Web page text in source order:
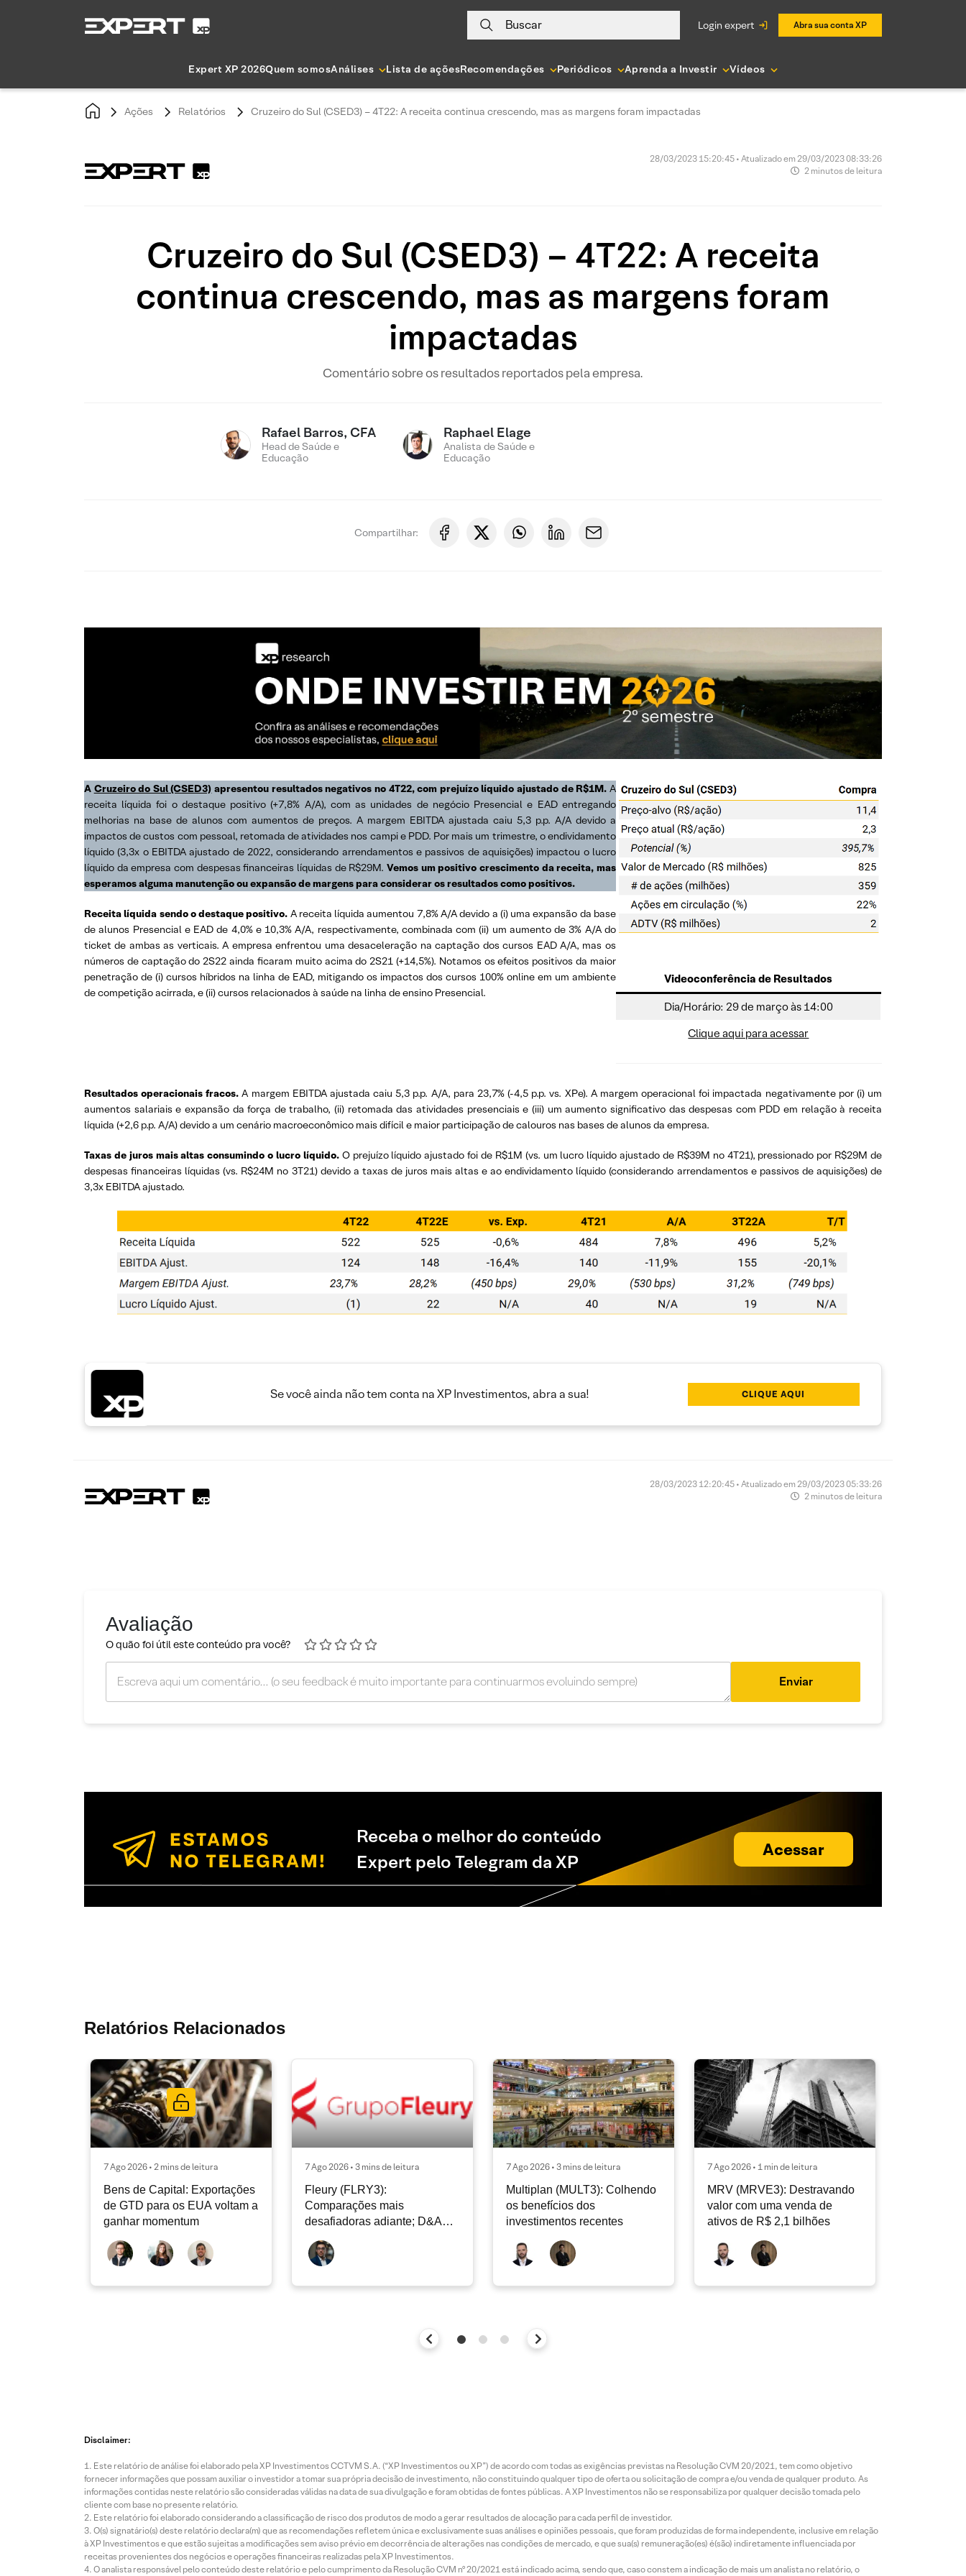
Buscar login expert Abra sua conta XP
Expert XP 2026Quem somosAnálises Lista de açõesRecomendações Periódicos Aprenda a Investir Vídeos
Ações Relatórios Cruzeiro do Sul (CSED3) – 4T22: A receita continua crescendo, mas as margens foram impactadas
28/03/2023 15:20:45 • Atualizado em 29/03/2023 08:33:26
2 minutos de leitura
Cruzeiro do Sul (CSED3) – 4T22: A receita
continua crescendo, mas as margens foram
impactadas
Comentário sobre os resultados reportados pela empresa.
Rafael Barros, CFA
Head de Saúde e
Educação
Raphael Elage
Analista de Saúde e
Educação
Compartilhar:
A Cruzeiro do Sul (CSED3) apresentou resultados negativos no 4T22, com prejuízo líquido ajustado de R$1M. A
receita líquida foi o destaque positivo (+7,8% A/A), com as unidades de negócio Presencial e EAD entregando
melhorias na base de alunos com aumentos de preços. A margem EBITDA ajustada caiu 5,3 p.p. A/A devido a
impactos de custos com pessoal, retomada de atividades nos campi e PDD. Por mais um trimestre, o endividamento
líquido (3,3x o EBITDA ajustado de 2022, considerando arrendamentos e passivos de aquisições) impactou o lucro
líquido da empresa com despesas financeiras líquidas de R$29M. Vemos um positivo crescimento da receita, mas
esperamos alguma manutenção ou expansão de margens para considerar os resultados como positivos.
Receita líquida sendo o destaque positivo. A receita líquida aumentou 7,8% A/A devido a (i) uma expansão da base
de alunos Presencial e EAD de 4,0% e 10,3% A/A, respectivamente, combinada com (ii) um aumento de 3% A/A do
ticket de ambas as verticais. A empresa enfrentou uma desaceleração na captação dos cursos EAD A/A, mas os
números de captação do 2S22 ainda ficaram muito acima do 2S21 (+14,5%). Notamos os efeitos positivos da maior
penetração de (i) cursos híbridos na linha de EAD, mitigando os impactos dos cursos 100% online em um ambiente
de competição acirrada, e (ii) cursos relacionados à saúde na linha de ensino Presencial.
Videoconferência de Resultados
Dia/Horário: 29 de março às 14:00
Clique aqui para acessar
Resultados operacionais fracos. A margem EBITDA ajustada caiu 5,3 p.p. A/A, para 23,7% (-4,5 p.p. vs. XPe). A margem operacional foi impactada negativamente por (i) um
aumentos salariais e expansão da força de trabalho, (ii) retomada das atividades presenciais e (iii) um aumento significativo das despesas com PDD em relação à receita
líquida (+2,6 p.p. A/A) devido a um cenário macroeconômico mais difícil e maior participação de calouros nas bases de alunos da empresa.
Taxas de juros mais altas consumindo o lucro líquido. O prejuízo líquido ajustado foi de R$1M (vs. um lucro líquido ajustado de R$39M no 4T21), pressionado por R$29M de
despesas financeiras líquidas (vs. R$24M no 3T21) devido a taxas de juros mais altas e ao endividamento líquido (considerando arrendamentos e passivos de aquisições) de
3,3x EBITDA ajustado.
Se você ainda não tem conta na XP Investimentos, abra a sua! CLIQUE AQUI
28/03/2023 12:20:45 • Atualizado em 29/03/2023 05:33:26
2 minutos de leitura
Avaliação
O quão foi útil este conteúdo pra você?
Enviar
Receba o melhor do conteúdo
Expert pelo Telegram da XP
Acessar
Relatórios Relacionados
7 Ago 2026 • 2 mins de leitura
Bens de Capital: Exportações
de GTD para os EUA voltam a
ganhar momentum
7 Ago 2026 • 3 mins de leitura
Fleury (FLRY3):
Comparações mais
desafiadoras adiante; D&A
atuais
7 Ago 2026 • 3 mins de leitura
Multiplan (MULT3): Colhendo
os benefícios dos
investimentos recentes
7 Ago 2026 • 1 min de leitura
MRV (MRVE3): Destravando
valor com uma venda de
ativos de R$ 2,1 bilhões
Disclaimer:
Este relatório de análise foi elaborado pela XP Investimentos CCTVM S.A. (“XP Investimentos ou XP”) de acordo com todas as exigências previstas na Resolução CVM 20/2021, tem como objetivo
fornecer informações que possam auxiliar o investidor a tomar sua própria decisão de investimento, não constituindo qualquer tipo de oferta ou solicitação de compra e/ou venda de qualquer produto. As
informações contidas neste relatório são consideradas válidas na data de sua divulgação e foram obtidas de fontes públicas. A XP Investimentos não se responsabiliza por qualquer decisão tomada pelo
cliente com base no presente relatório.
Este relatório foi elaborado considerando a classificação de risco dos produtos de modo a gerar resultados de alocação para cada perfil de investidor.
O(s) signatário(s) deste relatório declara(m) que as recomendações refletem única e exclusivamente suas análises e opiniões pessoais, que foram produzidas de forma independente, inclusive em relação
à XP Investimentos e que estão sujeitas a modificações sem aviso prévio em decorrência de alterações nas condições de mercado, e que sua(s) remuneração(es) é(são) indiretamente influenciada por
receitas provenientes dos negócios e operações financeiras realizadas pela XP Investimentos.
O analista responsável pelo conteúdo deste relatório e pelo cumprimento da Resolução CVM nº 20/2021 está indicado acima, sendo que, caso constem a indicação de mais um analista no relatório, o